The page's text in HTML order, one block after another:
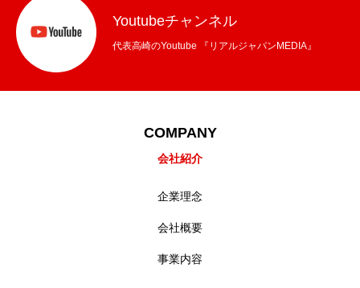
Youtubeチャンネル
代表高崎のYoutube 『リアルジャパンMEDIA』
COMPANY
会社紹介
企業理念
会社概要
事業内容